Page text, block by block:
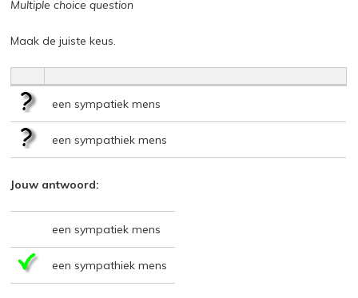
Multiple choice question
Maak de juiste keus.
een sympatiek mens
een sympathiek mens
Jouw antwoord:
een sympatiek mens
een sympathiek mens